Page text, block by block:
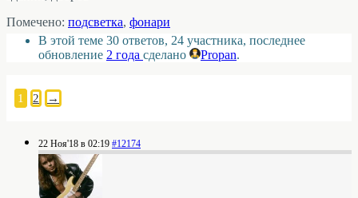
Помечено: подсветка, фонари
В этой теме 30 ответов, 24 участника, последнее
обновление 2 года сделано Propan.
1 2 →
22 Ноя'18 в 02:19 #12174